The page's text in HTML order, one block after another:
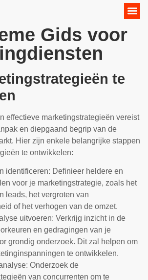
Gids voor
te
effectieve marketingstrategieën vereist
en diepgaand begrip van de
Hier zijn enkele belangrijke stappen
te ontwikkelen:
identificeren: Definieer heldere en
voor je marketingstrategie, zoals het
leads, het vergroten van
of het verhogen van de omzet.
uitvoeren: Verkrijg inzicht in de
en gedragingen van je
grondig onderzoek. Dit zal helpen om
te ontwikkelen.
Onderzoek de
van concurrenten om te